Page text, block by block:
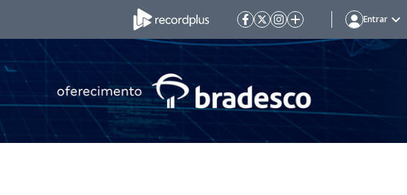
Entrar